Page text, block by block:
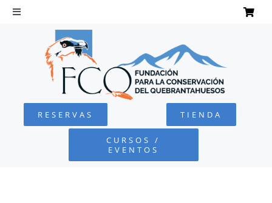
Saltar
Toggle
Navigation
QUEBRANTAHUESOS
FUNDACIÓN
RESERVAS TIENDA
CURSOS /
EVENTOS